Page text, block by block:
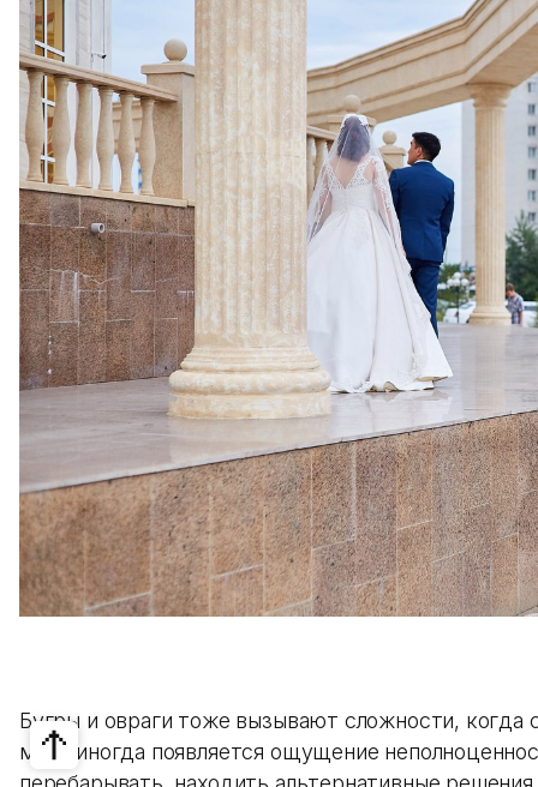
Бугры и овраги тоже вызывают сложности, когда
меня иногда появляется ощущение